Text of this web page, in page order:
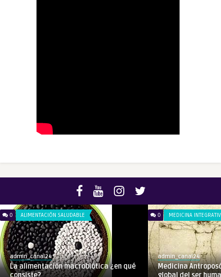
0 ALIMENTACIÓN SALUDABLE
admin_canal24
La alimentación macrobiótica ¿en qué
consiste?
0 MEDICINA
admin_canal24
Medicina
global del ser